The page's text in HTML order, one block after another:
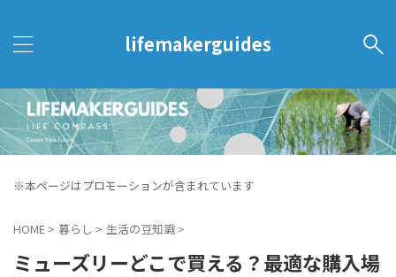
lifemakerguides
※本ページはプロモーションが含まれています
HOME > 暮らし > 生活の豆知識 >
ミューズリーどこで買える？最適な購入場